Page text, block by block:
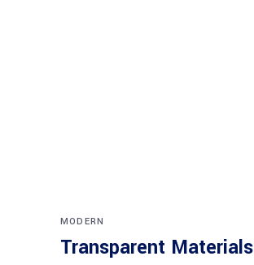
MODERN
Transparent Materials